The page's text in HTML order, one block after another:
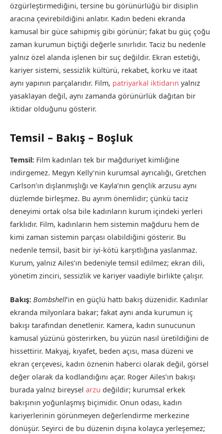
özgürleştirmediğini, tersine bu görünürlüğü bir disiplin
aracına çevirebildiğini anlatır. Kadın bedeni ekranda
kamusal bir güce sahipmiş gibi görünür; fakat bu güç çoğu
zaman kurumun biçtiği değerle sınırlıdır. Taciz bu nedenle
yalnız özel alanda işlenen bir suç değildir. Ekran estetiği,
kariyer sistemi, sessizlik kültürü, rekabet, korku ve itaat
aynı yapının parçalarıdır. Film, patriyarkal iktidarın yalnız
yasaklayan değil, aynı zamanda görünürlük dağıtan bir
iktidar olduğunu gösterir.
Temsil – Bakış – Boşluk
Temsil: Film kadınları tek bir mağduriyet kimliğine
indirgemez. Megyn Kelly’nin kurumsal ayrıcalığı, Gretchen
Carlson’ın dışlanmışlığı ve Kayla’nın gençlik arzusu aynı
düzlemde birleşmez. Bu ayrım önemlidir; çünkü taciz
deneyimi ortak olsa bile kadınların kurum içindeki yerleri
farklıdır. Film, kadınların hem sistemin mağduru hem de
kimi zaman sistemin parçası olabildiğini gösterir. Bu
nedenle temsil, basit bir iyi-kötü karşıtlığına yaslanmaz.
Kurum, yalnız Ailes’ın bedeniyle temsil edilmez; ekran dili,
yönetim zinciri, sessizlik ve kariyer vaadiyle birlikte çalışır.
Bakış: Bombshell’in en güçlü hattı bakış düzenidir. Kadınlar
ekranda milyonlara bakar; fakat aynı anda kurumun iç
bakışı tarafından denetlenir. Kamera, kadın sunucunun
kamusal yüzünü gösterirken, bu yüzün nasıl üretildiğini de
hissettirir. Makyaj, kıyafet, beden açısı, masa düzeni ve
ekran çerçevesi, kadın öznenin haberci olarak değil, görsel
değer olarak da kodlandığını açar. Roger Ailes’ın bakışı
burada yalnız bireysel arzu değildir; kurumsal erkek
bakışının yoğunlaşmış biçimidir. Onun odası, kadın
kariyerlerinin görünmeyen değerlendirme merkezine
dönüşür. Seyirci de bu düzenin dışına kolayca yerleşemez;